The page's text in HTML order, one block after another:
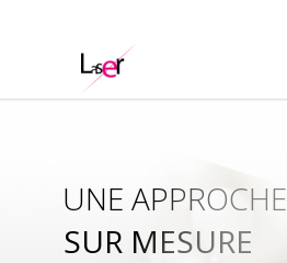
SUR MESURE
UNE APPROCHE